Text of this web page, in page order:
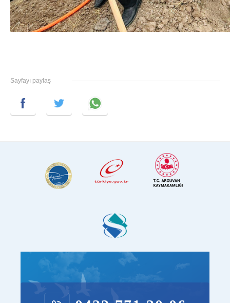
Sayfayı paylaş